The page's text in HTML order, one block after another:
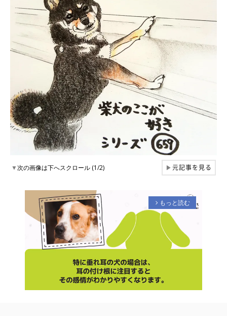
▼次の画像は下へスクロール (1/2) ▶元記事を見る
arrow_forward_ios もっと読む